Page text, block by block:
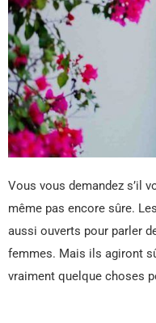
Vous vous demandez s’il
même pas encore sûre.
aussi ouverts pour parler
femmes. Mais ils agiront
vraiment quelque choses